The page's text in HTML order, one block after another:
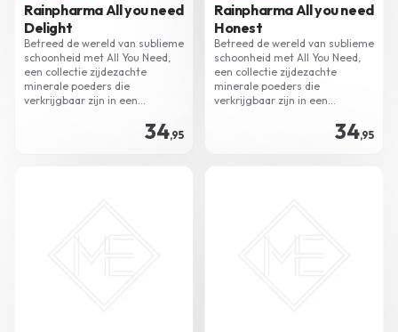
Rainpharma All you need
Delight
Betreed de wereld van sublieme
schoonheid met All You Need,
een collectie zijdezachte
minerale poeders die
verkrijgbaar zijn in een
- een onmisbare metgezel voor
34,95
Rainpharma All you need
Honest
Betreed de wereld van sublieme
schoonheid met All You Need,
een collectie zijdezachte
minerale poeders die
verkrijgbaar zijn in een
- een onmisbare metgezel voor
34,95